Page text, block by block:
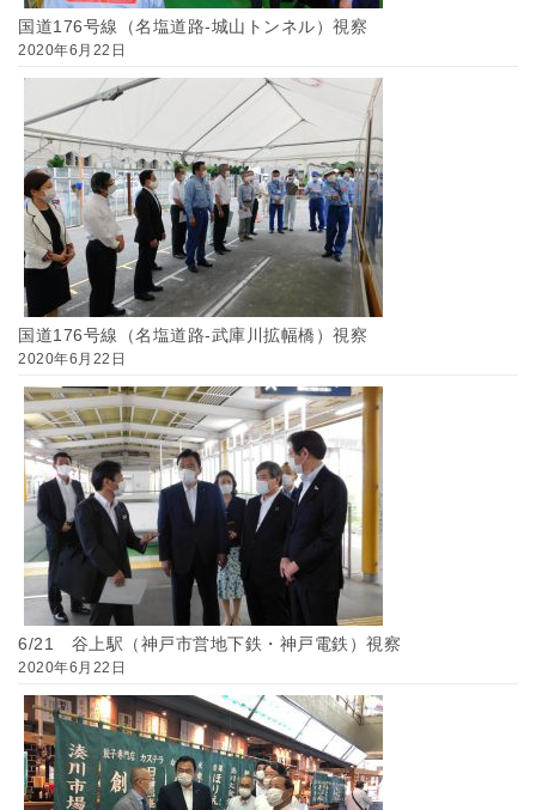
国道176号線（名塩道路-城山トンネル）視察
2020年6月22日
国道176号線（名塩道路-武庫川拡幅橋）視察
2020年6月22日
6/21 谷上駅（神戸市営地下鉄・神戸電鉄）視察
2020年6月22日